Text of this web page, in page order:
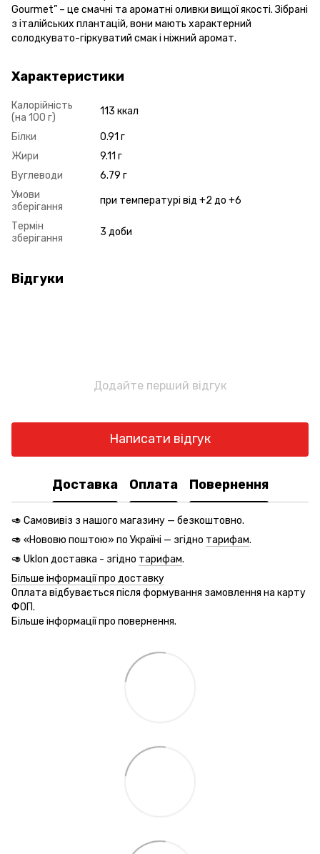
Gourmet” – це смачні та ароматні оливки вищої якості. Зібрані
з італійських плантацій, вони мають характерний
солодкувато-гіркуватий смак і ніжний аромат.
Характеристики
Калорійність
(на 100 г)
113 ккал
Білки
0.91 г
Жири
9.11 г
Вуглеводи
6.79 г
Умови
зберігання
при температурі від +2 до +6
Термін
зберігання
3 доби
Відгуки
Додайте перший відгук
Написати відгук
Доставка Оплата Повернення
🥑 Самовивіз з нашого магазину — безкоштовно.
🥑 «Нововю поштою» по Україні — згідно тарифам.
🥑 Uklon доставка - згідно тарифам.
Більше інформації про доставку
Оплата відбувається після формування замовлення на карту
ФОП.
Більше інформації про повернення.